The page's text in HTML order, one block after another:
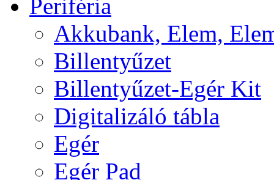
Periféria
Akkubank, Elem,
Billentyűzet
Billentyűzet-Egér Kit
Digitalizáló tábla
Egér
Egér Pad